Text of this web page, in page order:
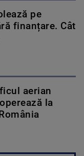
pe
finanțare. Cât
aerian
la